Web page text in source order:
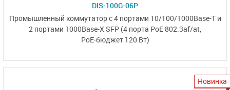
DIS-100G-06P
Промышленный коммутатор с 4 портами 10/100/1000Base-Tи
2 портами 1000Base-X SFP (4 порта PoE 802.3af/at,
PoE-бюджет 120 Вт)
Новинка